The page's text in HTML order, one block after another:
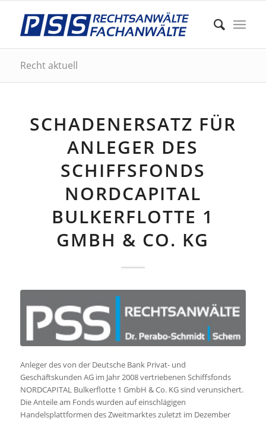
Recht aktuell
SCHADENERSATZ FÜR
ANLEGER DES
SCHIFFSFONDS
NORDCAPITAL
BULKERFLOTTE 1
GMBH & CO. KG
Anleger des von der Deutsche Bank Privat- und
Geschäftskunden AG im Jahr 2008 vertriebenen Schiffsfonds
NORDCAPITAL Bulkerflotte 1 GmbH & Co. KG sind verunsichert.
Die Anteile am Fonds wurden auf einschlägigen
Handelsplattformen des Zweitmarktes zuletzt im Dezember